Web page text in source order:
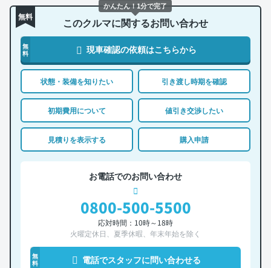
無料 このクルマに関するお問い合わせ
無
料
現車確認の依頼はこちらから
状態・装備を知りたい 引き渡し時期を確認
初期費用について 値引き交渉したい
見積りを表示する 購入申請
お電話でのお問い合わせ
0800-500-5500
応対時間：10時～18時
火曜定休日、夏季休暇、年末年始を除く
無
料
電話でスタッフに問い合わせる
かんたん！1分で完了